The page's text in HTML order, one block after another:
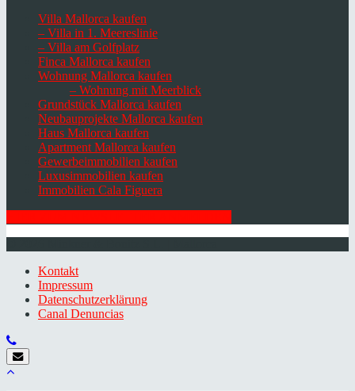
Villa Mallorca kaufen
– Villa in 1. Meereslinie
– Villa am Golfplatz
Finca Mallorca kaufen
Wohnung Mallorca kaufen
– Wohnung mit Meerblick
Grundstück Mallorca kaufen
Neubauprojekte Mallorca kaufen
Haus Mallorca kaufen
Apartment Mallorca kaufen
Gewerbeimmobilien kaufen
Luxusimmobilien kaufen
Immobilien Cala Figuera
Kontakt
Impressum
Datenschutzerklärung
Canal Denuncias